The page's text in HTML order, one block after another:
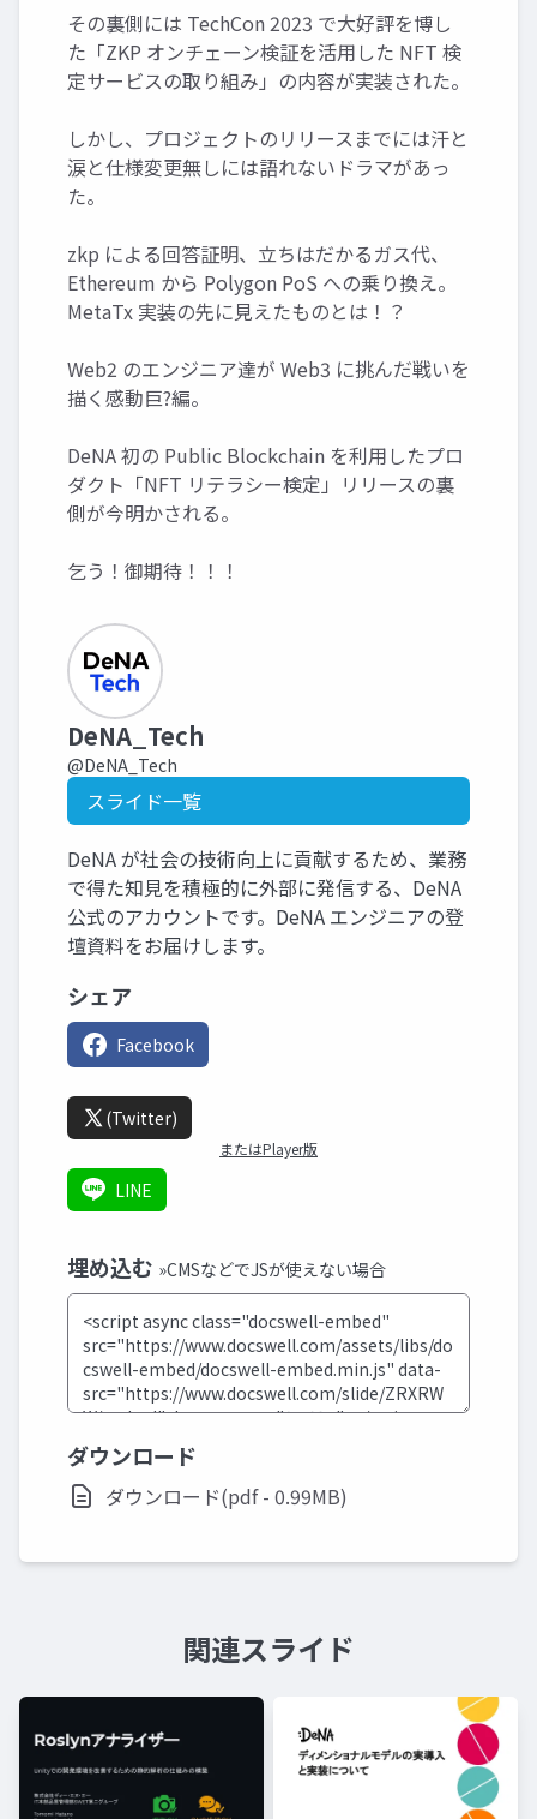
その裏側には TechCon 2023 で大好評を博し
た「ZKP オンチェーン検証を活用した NFT 検
定サービスの取り組み」の内容が実装された。
しかし、プロジェクトのリリースまでには汗と
涙と仕様変更無しには語れないドラマがあっ
た。
zkp による回答証明、立ちはだかるガス代、
Ethereum から Polygon PoS への乗り換え。
MetaTx 実装の先に見えたものとは！？
Web2 のエンジニア達が Web3 に挑んだ戦いを
描く感動巨?編。
DeNA 初の Public Blockchain を利用したプロ
ダクト「NFT リテラシー検定」リリースの裏
側が今明かされる。
乞う！御期待！！！
DeNA_Tech
@DeNA_Tech
スライド一覧
DeNA が社会の技術向上に貢献するため、業務
で得た知見を積極的に外部に発信する、DeNA
公式のアカウントです。DeNA エンジニアの登
壇資料をお届けします。
シェア
Facebook
(Twitter)
またはPlayer版
LINE
埋め込む »CMSなどでJSが使えない場合
ダウンロード
ダウンロード(pdf - 0.99MB)
関連スライド